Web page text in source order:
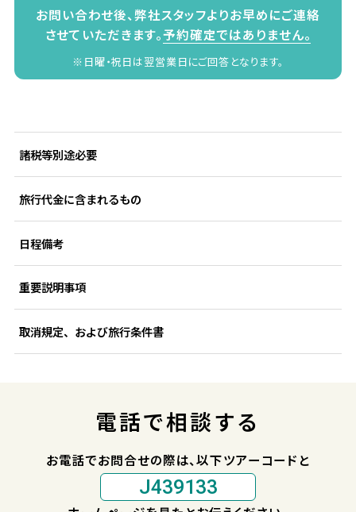
お問い合わせ後、弊社スタッフよりお早めにご連絡
させていただきます。予約確定ではありません。
※日曜・祝日は翌営業日にご回答となります。
諸税等別途必要
旅行代金に含まれるもの
日程備考
重要説明事項
取消規定、および旅行条件書
電話で相談する
お電話でお問合せの際は、以下ツアーコードと
J439133